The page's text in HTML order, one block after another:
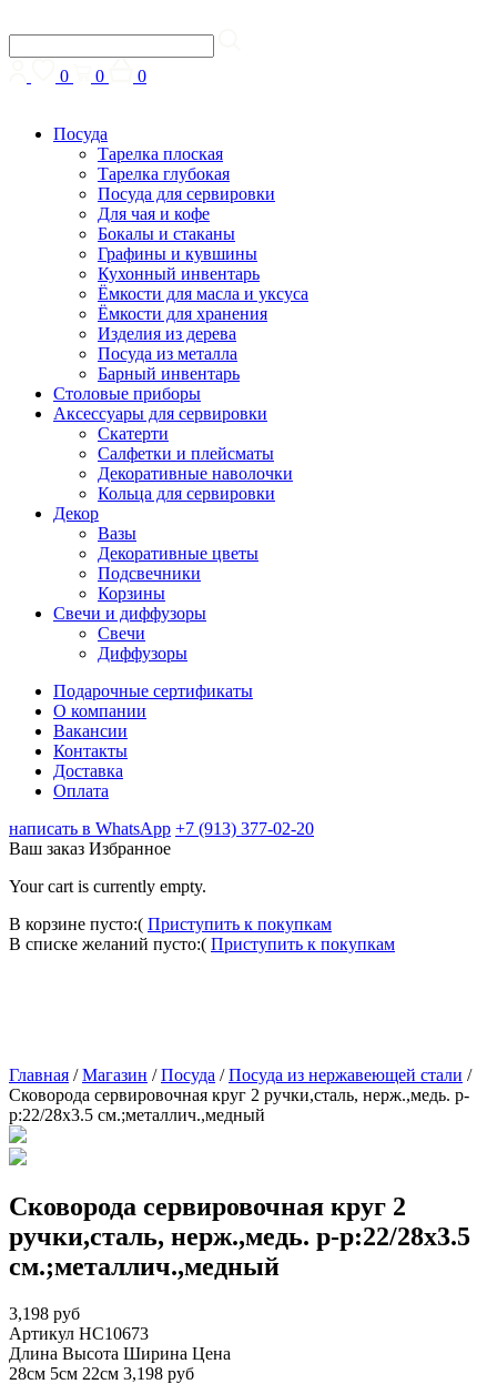
0 0 0
Посуда
Тарелка плоская
Тарелка глубокая
Посуда для сервировки
Для чая и кофе
Бокалы и стаканы
Графины и кувшины
Кухонный инвентарь
Ёмкости для масла и уксуса
Ёмкости для хранения
Изделия из дерева
Посуда из металла
Барный инвентарь
Столовые приборы
Аксессуары для сервировки
Скатерти
Cалфетки и плейсматы
Декоративные наволочки
Кольца для сервировки
Декор
Вазы
Декоративные цветы
Подсвечники
Корзины
Свечи и диффузоры
Свечи
Диффузоры
Подарочные сертификаты
О компании
Вакансии
Контакты
Доставка
Оплата
написать в WhatsApp +7 (913) 377-02-20
Ваш заказ Избранное
Your cart is currently empty.
В корзине пусто:( Приступить к покупкам
В списке желаний пусто:( Приступить к покупкам
Главная /Магазин /Посуда /Посуда из нержавеющей стали /
Сковорода сервировочная круг 2 ручки,сталь, нерж.,медь. р-
р:22/28х3.5 см.;металлич.,медный
Сковорода сервировочная круг 2
ручки,сталь, нерж.,медь. р-р:22/28х3.5
см.;металлич.,медный
3,198 руб
Артикул НС10673
Длина Высота Ширина Цена
28см 5см 22см 3,198 руб